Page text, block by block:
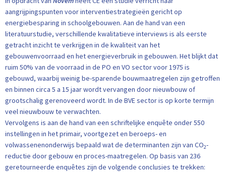
aangrijpingspunten voor interventiestrategieën gericht op
energiebesparing in schoolgebouwen. Aan de hand van een
literatuurstudie, verschillende kwalitatieve interviews is als eerste
getracht inzicht te verkrijgen in de kwaliteit van het
gebouwenvoorraad en het energieverbruik in gebouwen. Het blijkt dat
ruim 50% van de voorraad in de PO en VO sector voor 1975 is
gebouwd, waarbij weinig be-sparende bouwmaatregelen zijn getroffen
en binnen circa 5 a 15 jaar wordt vervangen door nieuwbouw of
grootschalig gerenoveerd wordt. In de BVE sector is op korte termijn
veel nieuwbouw te verwachten.
Vervolgens is aan de hand van een schriftelijke enquête onder 550
instellingen in het primair, voortgezet en beroeps- en
volwassenenonderwijs bepaald wat de determinanten zijn van CO2-
reductie door gebouw en proces-maatregelen. Op basis van 236
geretourneerde enquêtes zijn de volgende conclusies te trekken: